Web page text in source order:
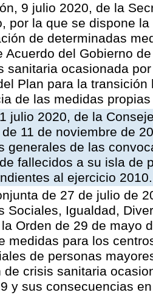
9 julio 2020, de la
por la que se dispone
de determinadas
Acuerdo del Gobierno
sanitaria ocasionada
Plan para la
de las medidas
julio 2020, de la
11 de noviembre de
generales de las
fallecidos a su isla de
al ejercicio 2010.
de 27 de julio de
Sociales, Igualdad,
Orden de 29 de mayo
medidas para los
de personas
de crisis sanitaria
y sus consecuencias